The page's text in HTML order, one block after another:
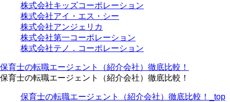
株式会社キッズコーポレーション
株式会社アイ・エス・シー
株式会社アンジェリカ
株式会社第一コーポレーション
株式会社テノ．コーポレーション
保育士の転職エージェント（紹介会社）徹底比較！
保育士の転職エージェント（紹介会社）徹底比較！
保育士の転職エージェント（紹介会社）徹底比較！_top